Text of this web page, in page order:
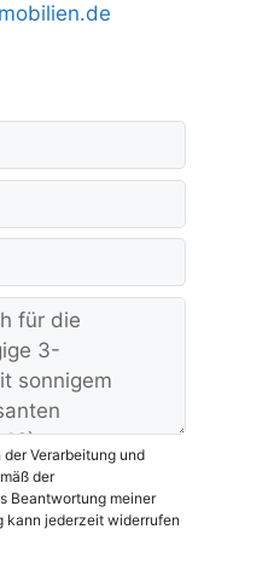
Verarbeitung und
der
Beantwortung meiner
kann jederzeit widerrufen